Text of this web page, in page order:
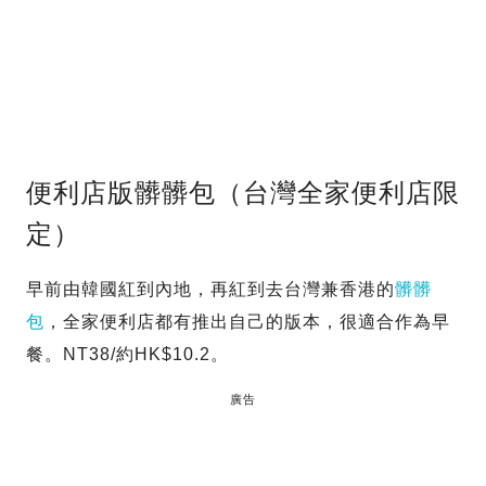
便利店版髒髒包（台灣全家便利店限
定）
早前由韓國紅到內地，再紅到去台灣兼香港的髒髒
包 ，全家便利店都有推出自己的版本，很適合作為早
餐。NT38/約HK$10.2。
廣告